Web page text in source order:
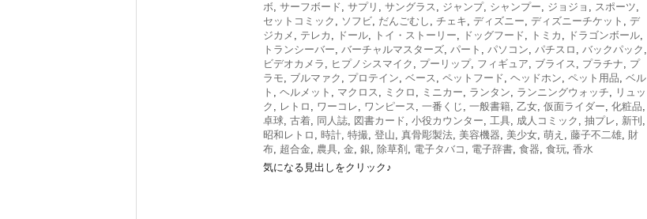
ボ, サーフボード, サプリ , サングラス , ジャンプ, シャンプー, ジョジョ , スポーツ,
セットコミック , ソフビ, だんごむし , チェキ, ディズニー, ディズニーチケット , デ
ジカメ , テレカ , ドール, トイ・ストーリー, ドッグフード, トミカ , ドラゴンボール,
トランシーバー, バーチャルマスターズ, パート , パソコン, パチスロ , バックパック ,
ビデオカメラ , ヒプノシスマイク , プーリップ, フィギュア, ブライス , プラチナ, プ
ラモ, ブルマァク , プロテイン, ベース , ペットフード, ヘッドホン, ペット用品, ベル
ト , ヘルメット , マクロス , ミクロ , ミニカー, ランタン, ランニングウォッチ, リュッ
ク , レトロ , ワーコレ, ワンピース , 一番くじ , 一般書籍, 乙女, 仮面ライダー, 化粧品,
卓球, 古着, 同人誌, 図書カード, 小役カウンター, 工具, 成人コミック , 抽プレ, 新刊 ,
昭和レトロ , 時計, 特撮, 登山, 真骨彫製法, 美容機器, 美少女, 萌え , 藤子不二雄, 財
布, 超合金, 農具, 金, 銀, 除草剤 , 電子タバコ , 電子辞書, 食器, 食玩, 香水
気になる見出しをクリック♪